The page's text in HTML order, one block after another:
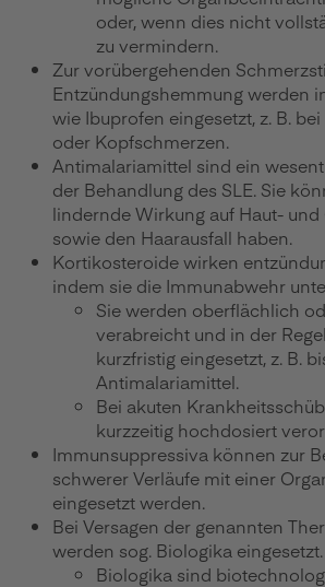
oder, wenn dies nicht
zu vermindern.
Zur vorübergehenden
Entzündungshemmung werden
wie Ibuprofen eingesetzt, z. B.
oder Kopfschmerzen.
Antimalariamittel sind ein
der Behandlung des SLE. Sie
lindernde Wirkung auf Haut-
sowie den Haarausfall haben.
Kortikosteroide wirken
indem sie die Immunabwehr
Sie werden oberflächlich
verabreicht und in der
kurzfristig eingesetzt, z. B.
Antimalariamittel.
Bei akuten
kurzzeitig hochdosiert
Immunsuppressiva können zur
schwerer Verläufe mit einer
eingesetzt werden.
Bei Versagen der genannten
werden sog. Biologika eingesetzt.
Biologika sind